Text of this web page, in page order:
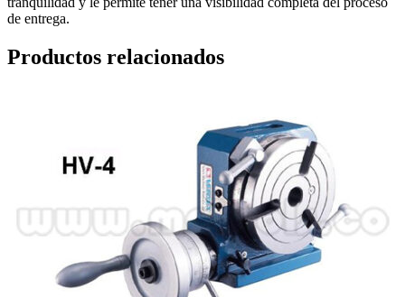
de entrega.
Productos relacionados